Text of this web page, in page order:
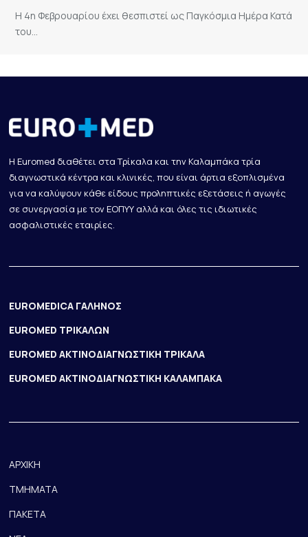
Η 4η Φεβρουαρίου έχει θεσπιστεί ως Παγκόσμια Ημέρα Κατά
του...
Η Euromed διαθέτει στα Τρίκαλα και την Καλαμπάκα τρία
διαγνωστικά κέντρα και κλινικές, που είναι άρτια εξοπλισμένα
για να καλύψουν κάθε είδους προληπτικές εξετάσεις ή αγωγές
σε συνεργασία με τον ΕΟΠΥΥ αλλά και όλες τις ιδιωτικές
ασφαλιστικές εταιρίες.
EUROMEDICA ΓΑΛΗΝΟΣ
EUROMED ΤΡΙΚΑΛΩΝ
EUROMED ΑΚΤΙΝΟΔΙΑΓΝΩΣΤΙΚΗ ΤΡΙΚΑΛΑ
EUROMED ΑΚΤΙΝΟΔΙΑΓΝΩΣΤΙΚΗ ΚΑΛΑΜΠΑΚΑ
ΑΡΧΙΚΗ
ΤΜΗΜΑΤΑ
ΠΑΚΕΤΑ